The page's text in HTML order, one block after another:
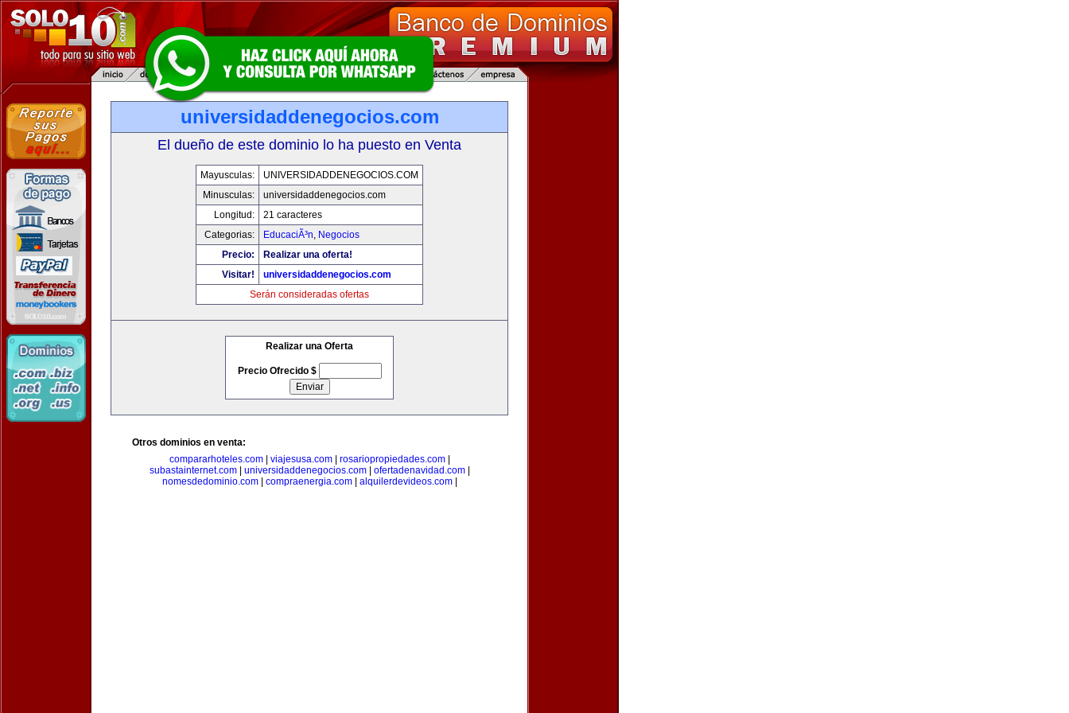
universidaddenegocios.com
El dueño de este dominio lo ha puesto en Venta
Mayusculas:
UNIVERSIDADDENEGOCIOS.COM
Minusculas:
universidaddenegocios.com
Longitud:
21 caracteres
Categorias:
EducaciÃ³n, Negocios
Precio:
Realizar una oferta!
Visitar!
universidaddenegocios.com
Serán consideradas ofertas
Realizar una Oferta
Precio Ofrecido $
Otros dominios en venta:
compararhoteles.com| viajesusa.com| rosariopropiedades.com|
subastainternet.com| universidaddenegocios.com| ofertadenavidad.com|
nomesdedominio.com| compraenergia.com| alquilerdevideos.com|